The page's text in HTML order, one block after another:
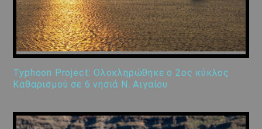
Typhoon Project: Ολοκληρώθηκε ο 2ος κύκλος
Καθαρισμού σε 6 νησιά Ν. Αιγαίου